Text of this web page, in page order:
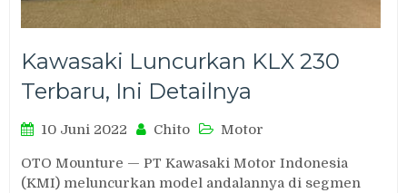
Kawasaki Luncurkan KLX 230
Terbaru, Ini Detailnya
10 Juni 2022 Chito Motor
OTO Mounture — PT Kawasaki Motor Indonesia
(KMI) meluncurkan model andalannya di segmen